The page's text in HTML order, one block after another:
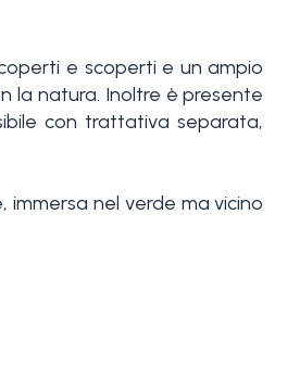
e scoperti e un ampio
la natura. Inoltre è presente
con trattativa separata,
nel verde ma vicino